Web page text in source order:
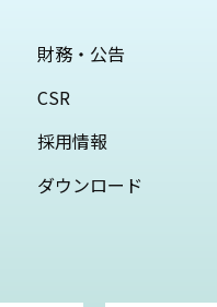
財務・公告
CSR
採用情報
ダウンロード